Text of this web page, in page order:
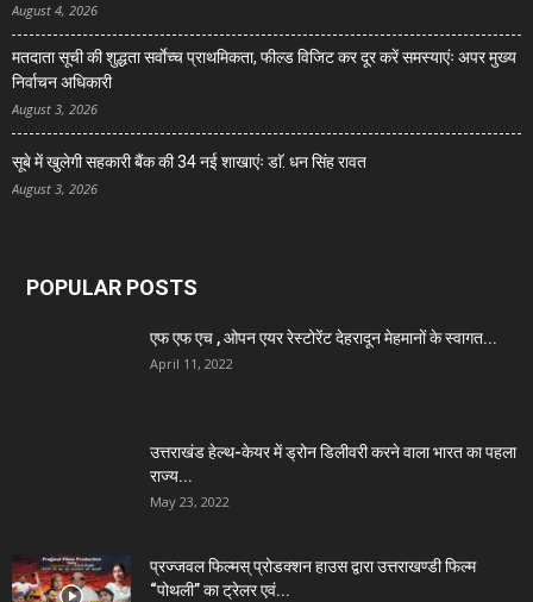
August 4, 2026
मतदाता सूची की शुद्धता सर्वाेच्च प्राथमिकता, फील्ड विजिट कर दूर करें समस्याएंः अपर मुख्य
निर्वाचन अधिकारी
August 3, 2026
सूबे में खुलेगी सहकारी बैंक की 34 नई शाखाएंः डाॅ. धन सिंह रावत
August 3, 2026
POPULAR POSTS
एफ एफ एच , ओपन एयर रेस्टोरेंट देहरादून मेहमानों के स्वागत...
April 11, 2022
उत्तराखंड हेल्थ-केयर में ड्रोन डिलीवरी करने वाला भारत का पहला
राज्य...
May 23, 2022
प्रज्जवल फिल्मस् प्रोडक्शन हाउस द्वारा उत्तराखण्डी फिल्म
“पोथली” का ट्रेलर एवं...